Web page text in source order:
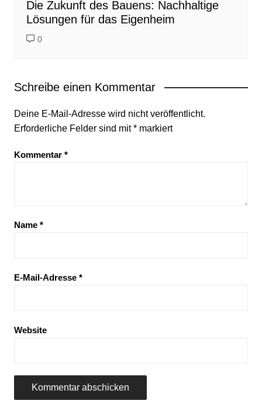
Die Zukunft des Bauens: Nachhaltige
Lösungen für das Eigenheim
0
Schreibe einen Kommentar
Deine E-Mail-Adresse wird nicht veröffentlicht.
Erforderliche Felder sind mit*markiert
Kommentar *
Name *
E-Mail-Adresse *
Website